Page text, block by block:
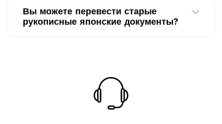
Вы можете перевести старые
рукописные японские документы?